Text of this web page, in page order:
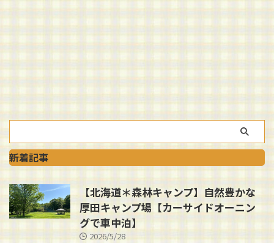
新着記事
【北海道＊森林キャンプ】自然豊かな
厚田キャンプ場【カーサイドオーニン
グで車中泊】
2026/5/28